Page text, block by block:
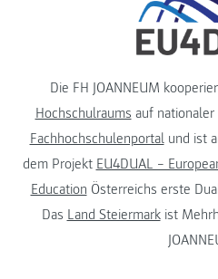
Die FH JOANNEUM
Hochschulraums auf nationaler
Fachhochschulenportalund ist
dem Projekt EU4DUAL –
Education Österreichs erste
Das Land Steiermarkist